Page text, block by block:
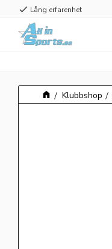
check Lång erfarenhet
Klubbshop